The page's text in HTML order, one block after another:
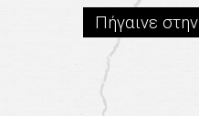
Πήγαινε